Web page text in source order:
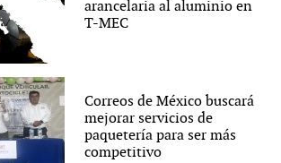
arancelaria al aluminio en
T-MEC
Correos de México buscará
mejorar servicios de
paquetería para ser más
competitivo